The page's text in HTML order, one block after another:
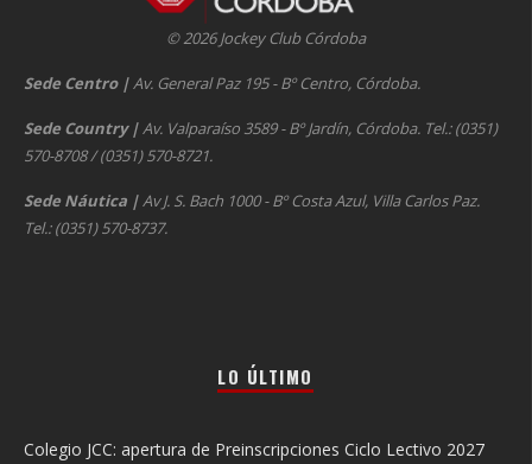
© 2026 Jockey Club Córdoba
Sede Centro |Av. General Paz 195 - Bº Centro, Córdoba.
Sede Country |Av. Valparaíso 3589 - Bº Jardín, Córdoba. Tel.: (0351)
570-8708 / (0351) 570-8721.
Sede Náutica |Av J. S. Bach 1000 - Bº Costa Azul, Villa Carlos Paz.
Tel.: (0351) 570-8737.
LO ÚLTIMO
Colegio JCC: apertura de Preinscripciones Ciclo Lectivo 2027